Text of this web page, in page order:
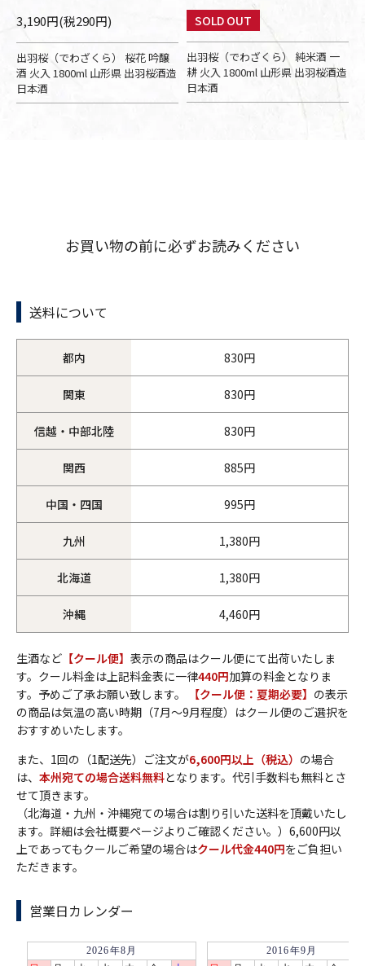
3,190円(税290円)
出羽桜（でわざくら） 桜花 吟醸
酒 火入 1800ml 山形県 出羽桜酒造
日本酒
SOLD OUT
出羽桜（でわざくら） 純米酒 一
耕 火入 1800ml 山形県 出羽桜酒造
日本酒
お買い物の前に必ずお読みください
送料について
都内 830円
関東 830円
信越・中部北陸 830円
関西 885円
中国・四国 995円
九州 1,380円
北海道 1,380円
沖縄 4,460円
生酒など 【クール便】 表示の商品はクール便にて出荷いたしま
す。クール料金は上記料金表に一律440円加算の料金となりま
す。予めご了承お願い致します。
【クール便：夏期必要】 の表示
の商品は気温の高い時期（7月～9月程度）はクール便のご選択を
おすすめいたします。
また、1回の（1配送先）ご注文が6,600円以上（税込） の場合
は、 本州宛ての場合送料無料となります。代引手数料も無料とさ
せて頂きます。
（北海道・九州・沖縄宛ての場合は割り引いた送料を頂戴いたし
ます。詳細は会社概要ページよりご確認ください。）6,600円以
上であってもクールご希望の場合はクール代金440円をご負担い
ただきます。
営業日カレンダー